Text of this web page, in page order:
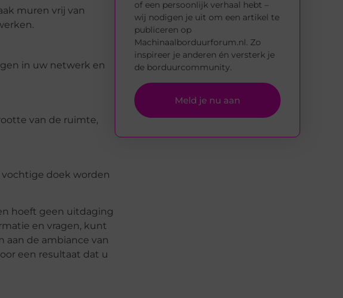
muren vrij van
in uw netwerk en
van de ruimte,
doek worden
hoeft geen uitdaging
en vragen, kunt
de ambiance van
een resultaat dat u
of een persoonlijk verhaal hebt –
wij nodigen je uit om een artikel te
publiceren op
Machinaalborduurforum.nl. Zo
inspireer je anderen én versterk je
de borduurcommunity.
Meld je nu aan